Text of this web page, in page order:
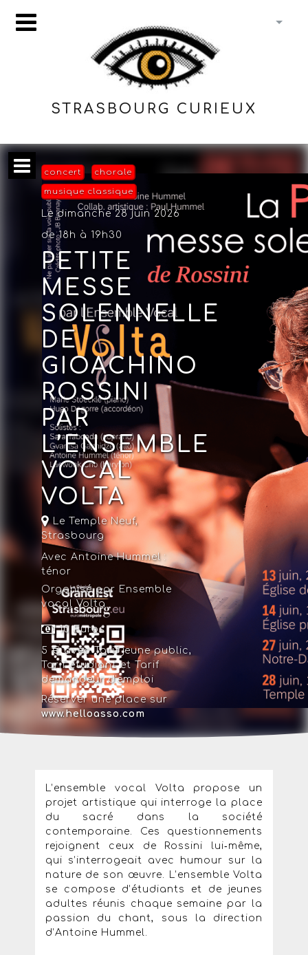
STRASBOURG CURIEUX
concert chorale
musique classique
Le dimanche 28 juin 2026
de 18h à 19h30
PETITE
MESSE
SOLENNELLE
DE
GIOACHINO
ROSSINI
PAR
L’ENSEMBLE
VOCAL
VOLTA
Le Temple Neuf,
Strasbourg
Avec Antoine Hummel :
ténor
Organisé par Ensemble
vocal Volta
10 Euros
5 € avecTarif jeune public,
Tarif étudiantetTarif
demandeur d'emploi
Réserver une place sur
www.helloasso.com
L’ensemble vocal Volta propose un
projet artistique qui interroge la place
du sacré dans la société
contemporaine. Ces questionnements
rejoignent ceux de Rossini lui‑même,
qui s’interrogeait avec humour sur la
nature de son œuvre. L’ensemble Volta
se compose d’étudiants et de jeunes
adultes réunis chaque semaine par la
passion du chant, sous la direction
d’Antoine Hummel.